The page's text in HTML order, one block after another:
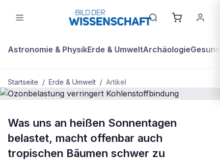
Astronomie & PhysikErde & UmweltArchäologie
Startseite / Erde & Umwelt / Artikel
ERDE & UMWELT
Ozonbelastung verringert
Kohlenstoffbindung
Was uns an heißen Sonnentagen
belastet, macht offenbar auch
tropischen Bäumen schwer zu